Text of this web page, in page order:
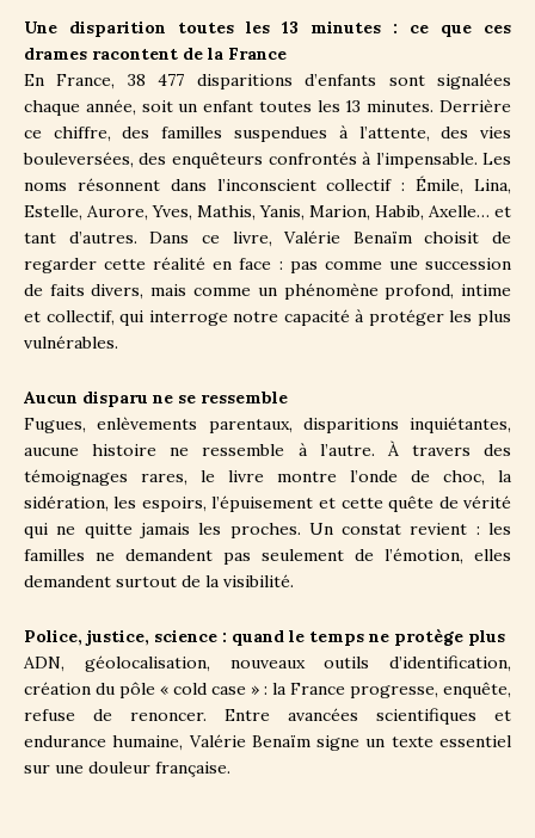
Une disparition toutes les 13 minutes : ce que ces
drames racontent de la France
En France, 38 477 disparitions d’enfants sont signalées
chaque année, soit un enfant toutes les 13 minutes. Derrière
ce chiffre, des familles suspendues à l’attente, des vies
bouleversées, des enquêteurs confrontés à l’impensable. Les
noms résonnent dans l’inconscient collectif : Émile, Lina,
Estelle, Aurore, Yves, Mathis, Yanis, Marion, Habib, Axelle… et
tant d’autres. Dans ce livre, Valérie Benaïm choisit de
regarder cette réalité en face : pas comme une succession
de faits divers, mais comme un phénomène profond, intime
et collectif, qui interroge notre capacité à protéger les plus
vulnérables.
Aucun disparu ne se ressemble
Fugues, enlèvements parentaux, disparitions inquiétantes,
aucune histoire ne ressemble à l’autre. À travers des
témoignages rares, le livre montre l’onde de choc, la
sidération, les espoirs, l’épuisement et cette quête de vérité
qui ne quitte jamais les proches. Un constat revient : les
familles ne demandent pas seulement de l’émotion, elles
demandent surtout de la visibilité.
Police, justice, science : quand le temps ne protège plus
ADN, géolocalisation, nouveaux outils d’identification,
création du pôle « cold case » : la France progresse, enquête,
refuse de renoncer. Entre avancées scientifiques et
endurance humaine, Valérie Benaïm signe un texte essentiel
sur une douleur française.